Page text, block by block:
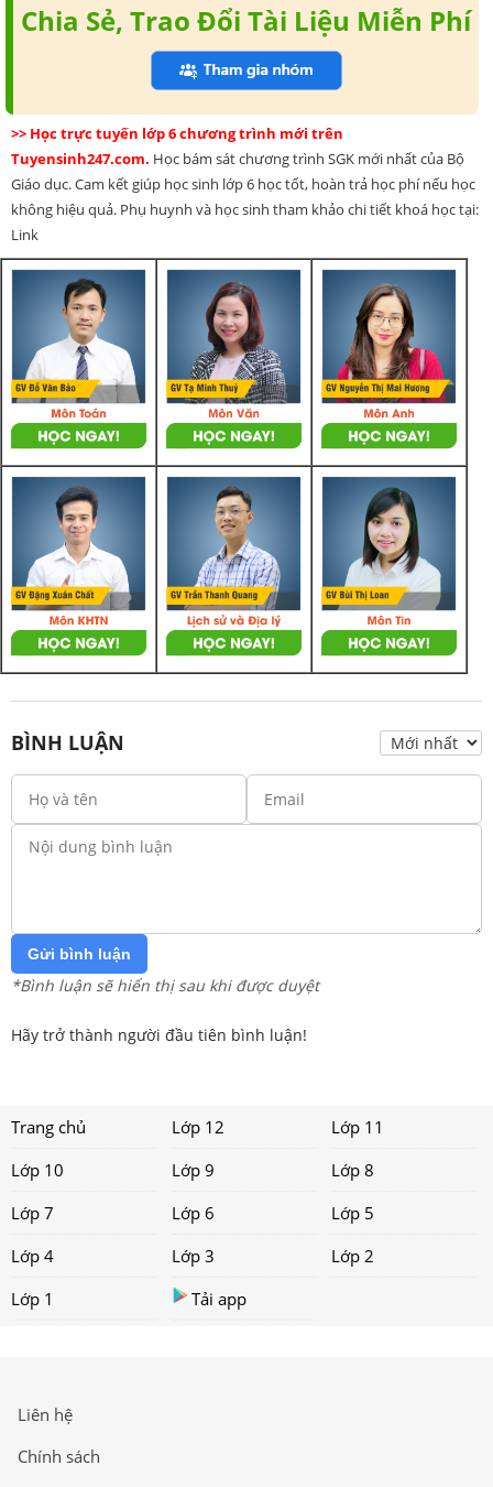
Chia Sẻ, Trao Đổi Tài Liệu Miễn Phí
>> Học trực tuyến lớp 6 chương trình mới trên
Tuyensinh247.com. Học bám sát chương trình SGK mới nhất của Bộ
Giáo dục. Cam kết giúp học sinh lớp 6 học tốt, hoàn trả học phí nếu học
không hiệu quả. Phụ huynh và học sinh tham khảo chi tiết khoá học tại:
Link
BÌNH LUẬN
Gửi bình luận
*Bình luận sẽ hiển thị sau khi được duyệt
Hãy trở thành người đầu tiên bình luận!
Trang chủ Lớp 12
Lớp 11
Lớp 10
Lớp 9
Lớp 8
Lớp 7
Lớp 6
Lớp 5
Lớp 4
Lớp 3
Lớp 2
Lớp 1
Tải app
Liên hệ
Chính sách